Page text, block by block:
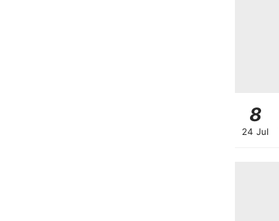
8
24 Jul